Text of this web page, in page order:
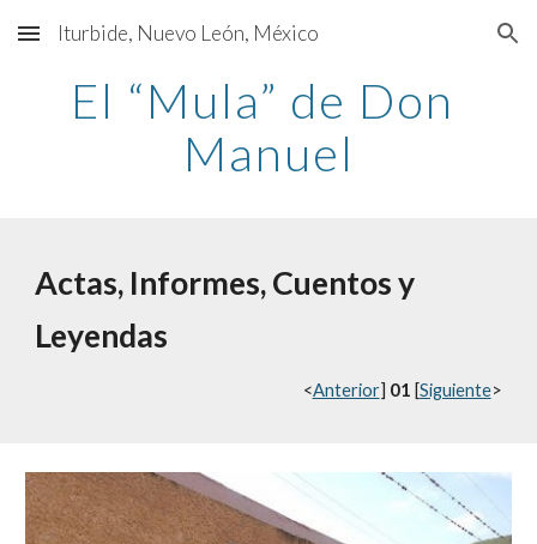
Skip to main content Skip to navigation
Iturbide, Nuevo León, México
El “Mula” de Don
Manuel
Actas, Informes, Cuentos y
Leyendas
<Anterior] 01 [Siguiente>